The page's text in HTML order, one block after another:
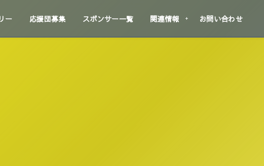
ー 応援団募集 スポンサー一覧 関連情報 お問い合わせ